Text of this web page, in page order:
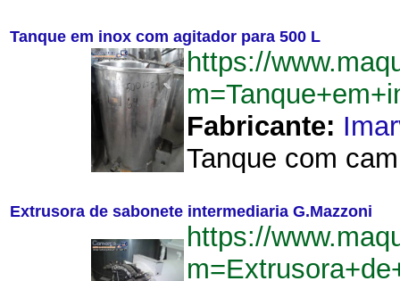
Tanque em inox com agitador para 500 L
https://
Fabricante:
Tanque com
Extrusora de sabonete intermediaria G.Mazzoni
https://